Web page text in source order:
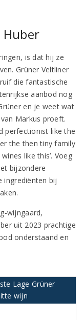
Huber
is dat hij ze
Grüner Veltliner
die fantastische
aanbod nog
en je weet wat
Markus proeft.
perfectionist like the
the then tiny family
like this’. Voeg
bijzondere
ingrediënten bij
wijngaard,
uit 2023 prachtige
onderstaand en
Lage Grüner
wijn